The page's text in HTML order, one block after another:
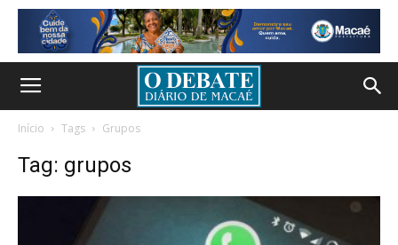
Início Tags Grupos
Tag: grupos